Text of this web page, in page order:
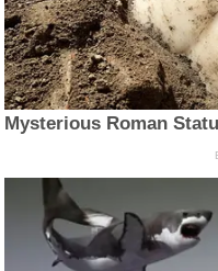
Mysterious Roman